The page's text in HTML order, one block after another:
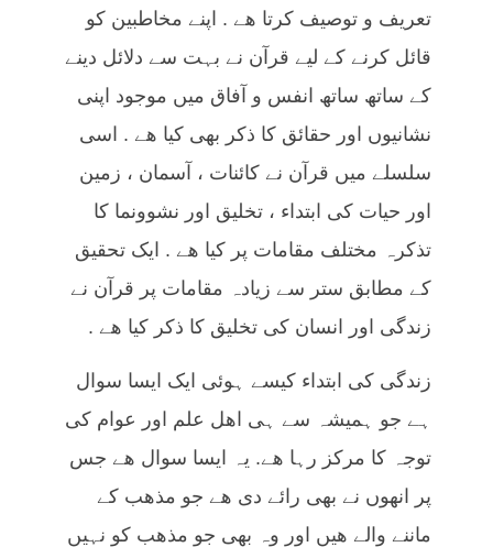
تعریف و توصیف کرتا ھے . اپنے مخاطبین کو
قائل کرنے کے لیے قرآن نے بہت سے دلائل دینے
کے ساتھ ساتھ انفس و آفاق میں موجود اپنی
نشانیوں اور حقائق کا ذکر بھی کیا ھے . اسی
سلسلے میں قرآن نے کائنات ، آسمان ، زمین
اور حیات کی ابتداء ، تخلیق اور نشوونما کا
تذکرہ مختلف مقامات پر کیا ھے . ایک تحقیق
کے مطابق ستر سے زیادہ مقامات پر قرآن نے
زندگی اور انسان کی تخلیق کا ذکر کیا ھے .
زندگی کی ابتداء کیسے ہوئی ایک ایسا سوال
ہے جو ہمیشہ سے ہی اھل علم اور عوام کی
توجہ کا مرکز رہا ھے. یہ ایسا سوال ھے جس
پر انھوں نے بھی رائے دی ھے جو مذهب کے
ماننے والے ھیں اور وہ بھی جو مذھب کو نہیں